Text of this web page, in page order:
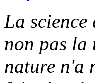
La
non pas la
nature n'a